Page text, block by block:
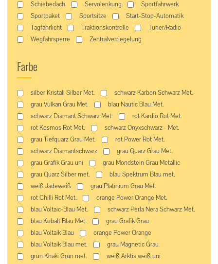
Schiebedach
Servolenkung
Sportfahrwerk
Sportpaket
Sportsitze
Start-Stop-Automatik
Tagfahrlicht
Traktionskontrolle
Tuner/Radio
Wegfahrsperre
Zentralverriegelung
Farbe
silber Kristall Silber Met.
schwarz Karbon Schwarz Met.
grau Vulkan Grau Met.
blau Nautic Blau Met.
schwarz Diamant Schwarz Met.
rot Kardio Rot Met.
rot Kosmos Rot Met.
schwarz Onyxschwarz - Met.
grau Tiefquarz Grau Met.
rot Power Rot Met.
schwarz Diamantschwarz
grau Quarz Grau Met.
grau Grafik Grau uni
grau Mondstein Grau Metallic
grau Quarz Silber met.
blau Spektrum Blau met.
weiß Jadeweiß
grau Platinium Grau Met.
rot Chilli Rot Met.
orange Power Orange Met.
blau Voltaic-Blau Met.
schwarz Perla Nera Schwarz Met.
blau Kobalt Blau Met.
grau Grafik Grau
blau Voltaik Blau
orange Power Orange
blau Voltaik Blau met.
grau Magnetic Grau
grün Khaki Grün met.
weiß Arktis weiß uni